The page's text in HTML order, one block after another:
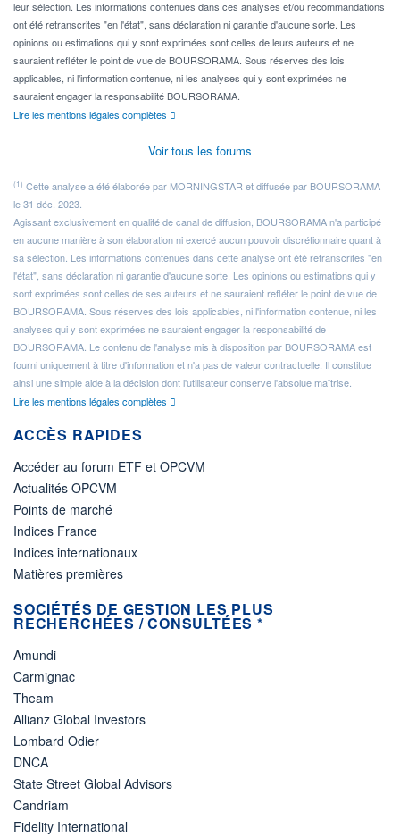
leur sélection. Les informations contenues dans ces analyses et/ou recommandations
ont été retranscrites "en l'état", sans déclaration ni garantie d'aucune sorte. Les
opinions ou estimations qui y sont exprimées sont celles de leurs auteurs et ne
sauraient refléter le point de vue de BOURSORAMA. Sous réserves des lois
applicables, ni l'information contenue, ni les analyses qui y sont exprimées ne
sauraient engager la responsabilité BOURSORAMA.
Lire les mentions légales complètes
Voir tous les forums
(1) Cette analyse a été élaborée par MORNINGSTAR et diffusée par BOURSORAMA
le 31 déc. 2023.
Agissant exclusivement en qualité de canal de diffusion, BOURSORAMA n'a participé
en aucune manière à son élaboration ni exercé aucun pouvoir discrétionnaire quant à
sa sélection. Les informations contenues dans cette analyse ont été retranscrites "en
l'état", sans déclaration ni garantie d'aucune sorte. Les opinions ou estimations qui y
sont exprimées sont celles de ses auteurs et ne sauraient refléter le point de vue de
BOURSORAMA. Sous réserves des lois applicables, ni l'information contenue, ni les
analyses qui y sont exprimées ne sauraient engager la responsabilité de
BOURSORAMA. Le contenu de l'analyse mis à disposition par BOURSORAMA est
fourni uniquement à titre d'information et n'a pas de valeur contractuelle. Il constitue
ainsi une simple aide à la décision dont l'utilisateur conserve l'absolue maîtrise.
Lire les mentions légales complètes
ACCÈS RAPIDES
Accéder au forum ETF et OPCVM
Actualités OPCVM
Points de marché
Indices France
Indices internationaux
Matières premières
SOCIÉTÉS DE GESTION LES PLUS
RECHERCHÉES / CONSULTÉES *
Amundi
Carmignac
Theam
Allianz Global Investors
Lombard Odier
DNCA
State Street Global Advisors
Candriam
Fidelity International